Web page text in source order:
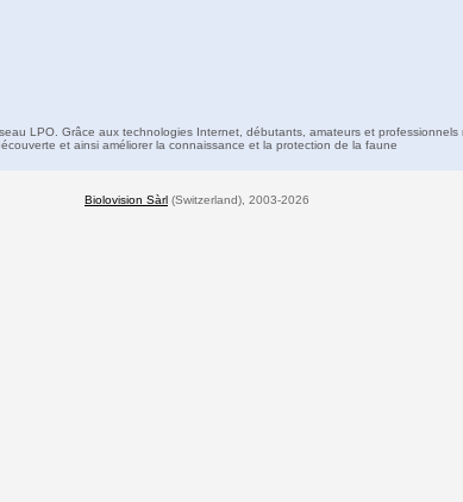
LPO. Grâce aux technologies Internet, débutants, amateurs et professionnels
et ainsi améliorer la connaissance et la protection de la faune
Biolovision Sàrl (Switzerland), 2003-2026